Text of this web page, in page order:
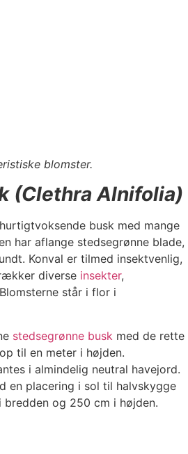
blomster.
(Clethra Alnifolia)
busk med mange
har aflange stedsegrønne blade,
Konval er tilmed insektvenlig,
diverse insekter,
står i flor i
stedsegrønne busk med de rette
til en meter i højden.
i almindelig neutral havejord.
en placering i sol til halvskygge
og 250 cm i højden.